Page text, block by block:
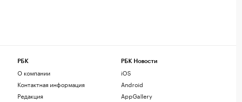
РБК
О компании
Контактная информация
Редакция
РБК Новости
iOS
Android
AppGallery